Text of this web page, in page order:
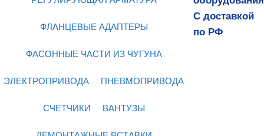
ФЛАНЦЕВЫЕ АДАПТЕРЫ
ФАСОННЫЕ ЧАСТИ ИЗ ЧУГУНА
ЭЛЕКТРОПРИВОДА ПНЕВМОПРИВОДА
СЧЕТЧИКИ ВАНТУЗЫ
С доставкой
по РФ